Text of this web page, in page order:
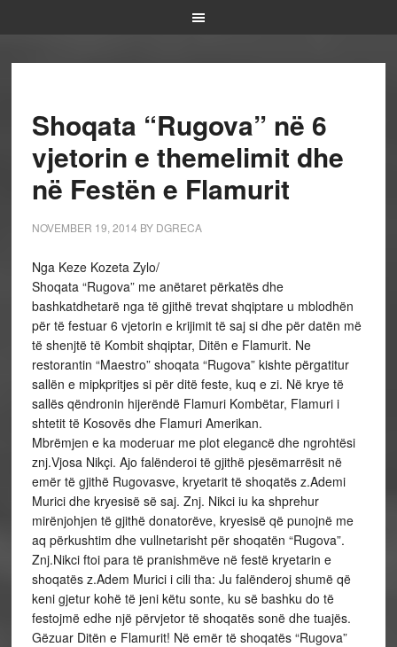
Shoqata “Rugova” në 6
vjetorin e themelimit dhe
në Festën e Flamurit
NOVEMBER 19, 2014 BY DGRECA
Nga Keze Kozeta Zylo/
Shoqata “Rugova” me anëtaret përkatës dhe
bashkatdhetarë nga të gjithë trevat shqiptare u mblodhën
për të festuar 6 vjetorin e krijimit të saj si dhe për datën më
të shenjtë të Kombit shqiptar, Ditën e Flamurit. Ne
restorantin “Maestro” shoqata “Rugova” kishte përgatitur
sallën e mipkpritjes si për ditë feste, kuq e zi. Në krye të
sallës qëndronin hijerëndë Flamuri Kombëtar, Flamuri i
shtetit të Kosovës dhe Flamuri Amerikan.
Mbrëmjen e ka moderuar me plot elegancë dhe ngrohtësi
znj.Vjosa Nikçi. Ajo falënderoi të gjithë pjesëmarrësit në
emër të gjithë Rugovasve, kryetarit të shoqatës z.Ademi
Murici dhe kryesisë së saj. Znj. Nikci iu ka shprehur
mirënjohjen të gjithë donatorëve, kryesisë që punojnë me
aq përkushtim dhe vullnetarisht për shoqatën “Rugova”.
Znj.Nikci ftoi para të pranishmëve në festë kryetarin e
shoqatës z.Adem Murici i cili tha: Ju falënderoj shumë që
keni gjetur kohë të jeni këtu sonte, ku së bashku do të
festojmë edhe një përvjetor të shoqatës sonë dhe tuajës.
Gëzuar Ditën e Flamurit! Në emër të shoqatës “Rugova”